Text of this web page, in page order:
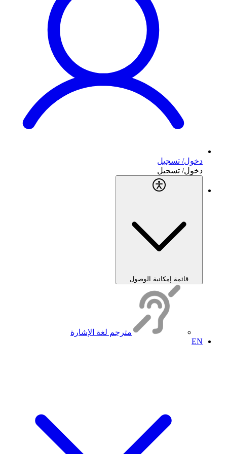
دخول/ تسجيل
دخول/ تسجيل
قائمة إمكانية الوصول
مترجم لغة الإشارة
EN